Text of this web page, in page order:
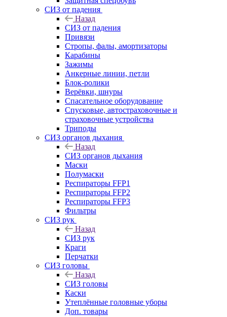
СИЗ от падения
Назад
СИЗ от падения
Привязи
Стропы, фалы, амортизаторы
Карабины
Зажимы
Анкерные линии, петли
Блок-ролики
Верёвки, шнуры
Спасательное оборудование
Спусковые, автостраховочные и
страховочные устройства
Триподы
СИЗ органов дыхания
Назад
СИЗ органов дыхания
Маски
Полумаски
Респираторы FFP1
Респираторы FFP2
Респираторы FFP3
Фильтры
СИЗ рук
Назад
СИЗ рук
Краги
Перчатки
СИЗ головы
Назад
СИЗ головы
Каски
Утеплённые головные уборы
Доп. товары